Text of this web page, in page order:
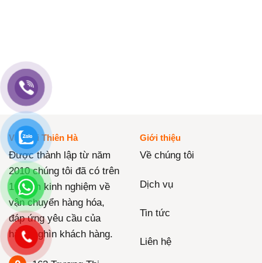
Vận Tải Thiên Hà
Được thành lập từ năm
2010 chúng tôi đã có trên
10 năm kinh nghiệm về
vận chuyển hàng hóa,
đáp ứng yêu cầu của
hàng nghìn khách hàng.
Giới thiệu
Về chúng tôi
Dịch vụ
Tin tức
Liên hệ